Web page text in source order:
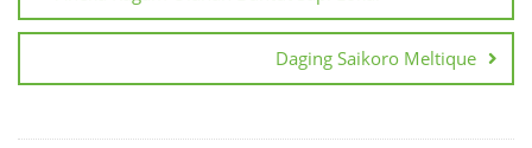
Daging Saikoro Meltique